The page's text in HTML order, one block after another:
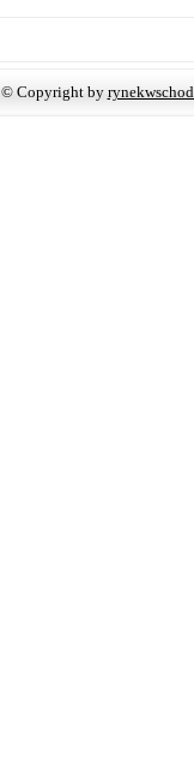
© Copyright by